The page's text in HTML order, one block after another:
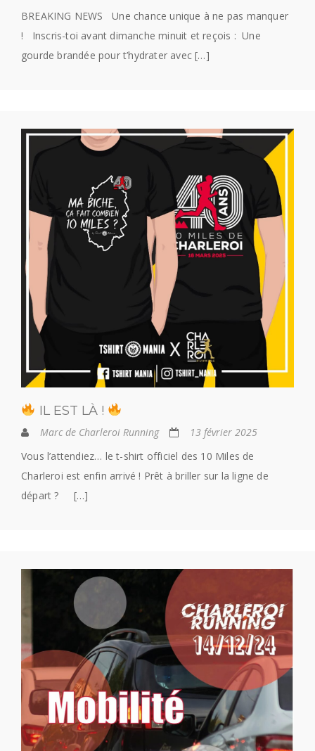
BREAKING NEWS Une chance unique à ne pas manquer
! Inscris-toi avant dimanche minuit et reçois : Une
gourde brandée pour t’hydrater avec […]
IL EST LÀ !
Marc de Charleroi Running
13 février 2025
Vous l’attendiez… le t-shirt officiel des 10 Miles de
Charleroi est enfin arrivé ! Prêt à briller sur la ligne de
départ ? […]